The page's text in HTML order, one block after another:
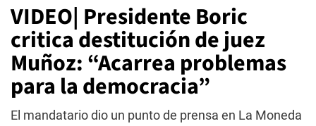
VIDEO| Presidente Boric
critica destitución de juez
Muñoz: “Acarrea problemas
para la democracia”
El mandatario dio un punto de prensa en La Moneda